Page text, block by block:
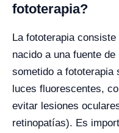
fototerapia?
La fototerapia
nacido a una fuente
sometido a fototerapia
luces fluorescentes,
evitar lesiones
retinopatías). Es